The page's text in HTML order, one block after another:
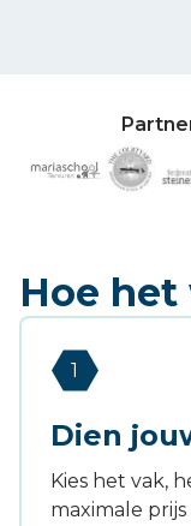
Hoe
1
Dien
Kies het vak,
maximale